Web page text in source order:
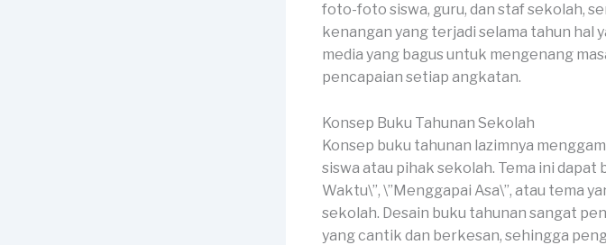
foto-foto siswa, guru, dan staf sekolah,
kenangan yang terjadi selama tahun hal
media yang bagus untuk mengenang
pencapaian setiap angkatan.
Konsep Buku Tahunan Sekolah
Konsep buku tahunan lazimnya
siswa atau pihak sekolah. Tema ini
Waktu\”, \”Menggapai Asa\”, atau tema
sekolah. Desain buku tahunan sangat
yang cantik dan berkesan, sehingga